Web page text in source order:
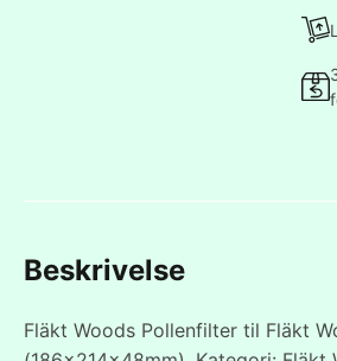
Beskrivelse
Fläkt Woods Pollenfilter til Fläkt